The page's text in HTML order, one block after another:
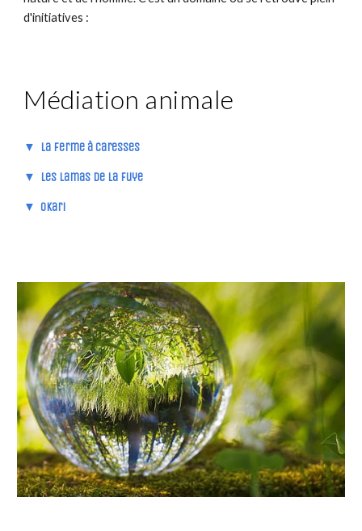
d'initiatives :
Médiation animale
▼ La ferme à caresses
▼ Les lamas de la Fuye
▼ Okari